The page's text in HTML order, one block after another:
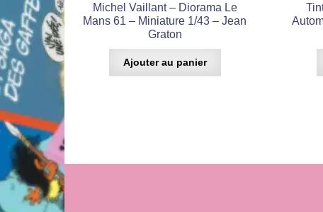
Michel Vaillant – Diorama Le
Mans 61 – Miniature 1/43 – Jean
Graton
Ajouter au panier